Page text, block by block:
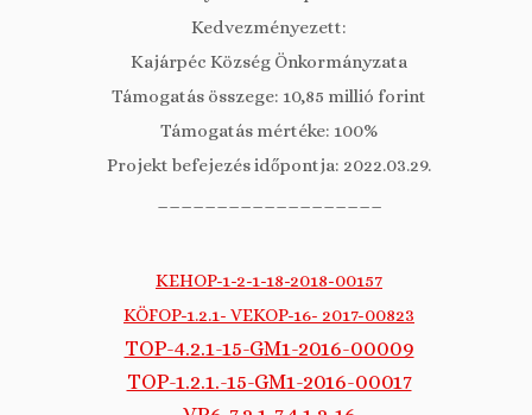
Kedvezményezett:
Kajárpéc Község Önkormányzata
Támogatás összege: 10,85 millió forint
Támogatás mértéke: 100%
Projekt befejezés időpontja: 2022.03.29.
KEHOP-1-2-1-18-2018-00157
KÖFOP-1.2.1- VEKOP-16- 2017-00823
TOP-4.2.1-15-GM1-2016-00009
TOP-1.2.1.-15-GM1-2016-00017